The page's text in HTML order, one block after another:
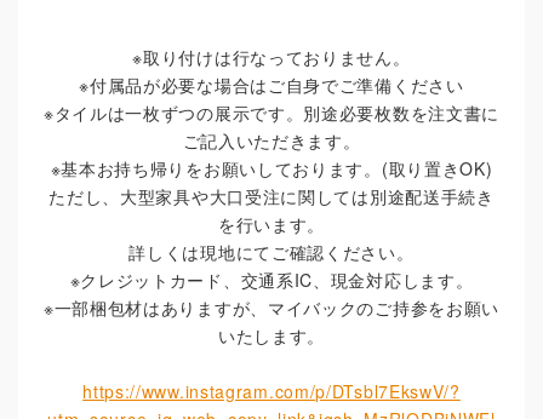
※取り付けは行なっておりません。
※付属品が必要な場合はご自身でご準備ください
※タイルは一枚ずつの展示です。別途必要枚数を注文書に
ご記入いただきます。
※基本お持ち帰りをお願いしております。(取り置きOK)
ただし、大型家具や大口受注に関しては別途配送手続き
を行います。
詳しくは現地にてご確認ください。
※クレジットカード、交通系IC、現金対応します。
※一部梱包材はありますが、マイバックのご持参をお願い
いたします。
https://www.instagram.com/p/DTsbl7EkswV/?